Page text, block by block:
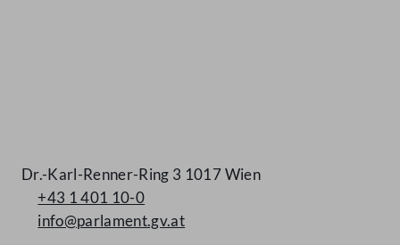
Dr.-Karl-Renner-Ring 3 1017 Wien
+43 1 401 10-0
info@parlament.gv.at